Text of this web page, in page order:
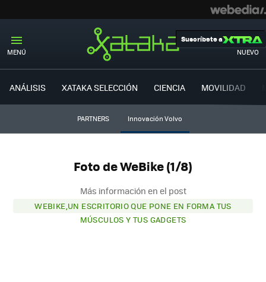
MENÚ NUEVO
Suscríbete a
ANÁLISIS XATAKA SELECCIÓN CIENCIA MOVILIDAD
PARTNERS Innovación Volvo
Foto de WeBike (1/8)
Más información en el post
WEBIKE,UN ESCRITORIO QUE PONE EN FORMA TUS
MÚSCULOS Y TUS GADGETS